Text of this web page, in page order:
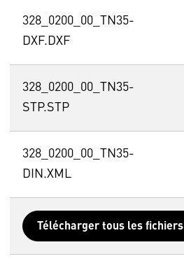
328_0200_00_TN35-
DXF.DXF
328_0200_00_TN35-
STP.STP
328_0200_00_TN35-
DIN.XML
Télécharger tous les fichiers